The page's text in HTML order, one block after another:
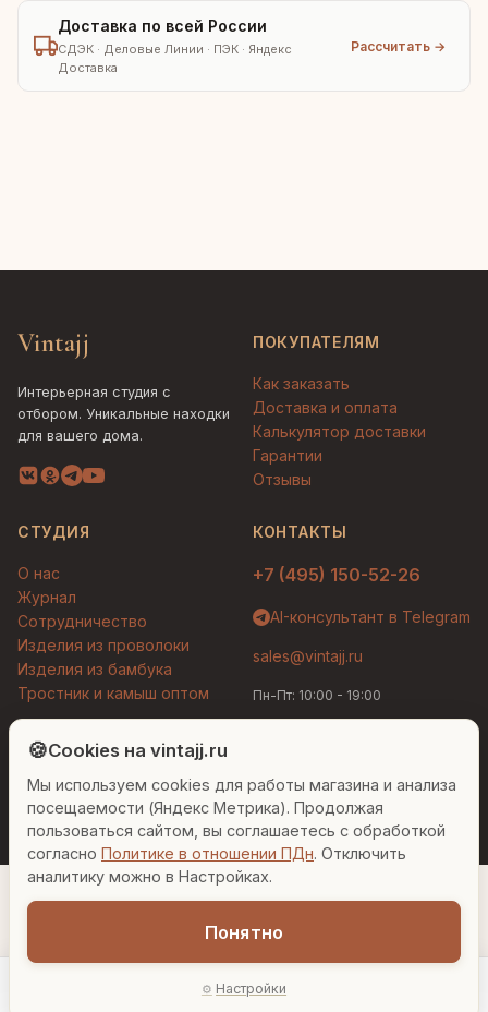
Доставка по всей России
СДЭК · Деловые Линии · ПЭК · Яндекс
Доставка
Рассчитать →
− 1
Vintajj
Интерьерная студия с
отбором. Уникальные находки
для вашего дома.
ПОКУПАТЕЛЯМ
Как заказать
Доставка и оплата
Калькулятор доставки
Гарантии
Отзывы
СТУДИЯ
О нас
Журнал
Сотрудничество
Изделия из проволоки
Изделия из бамбука
Тростник и камыш оптом
КОНТАКТЫ
+7 (495) 150-52-26
AI-консультант в Telegram
sales@vintajj.ru
Пн-Пт: 10:00 - 19:00
© 2026 Vintajj. Все права защищены.
Договор оферты
Политика конфиденциальности
Согласие на обработку ПДн
Настройки cookies
🍪Cookies на vintajj.ru
Мы используем cookies для работы магазина и анализа
посещаемости (Яндекс Метрика). Продолжая
пользоваться сайтом, вы соглашаетесь с обработкой
согласно Политике в отношении ПДн. Отключить
аналитику можно в Настройках.
Понятно
Настройки
Людмила
Привет! Я Людмила, ваш персональный
консультант по декору. Чем могу помочь?
Вазы для гостиной Подарок до 5000₽ Сочетание металлов